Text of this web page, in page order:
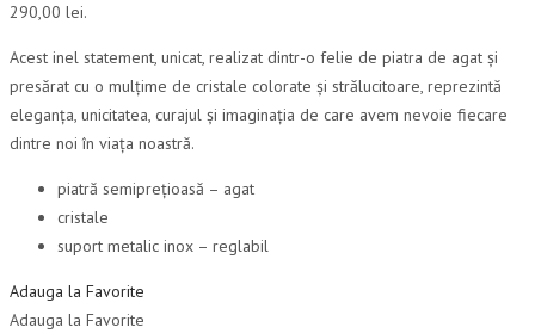
290,00 lei.
Acest inel statement, unicat, realizat dintr-o felie de piatra de agat și
presărat cu o mulțime de cristale colorate și strălucitoare, reprezintă
eleganța, unicitatea, curajul și imaginația de care avem nevoie fiecare
dintre noi în viața noastră.
piatră semiprețioasă – agat
cristale
suport metalic inox – reglabil
Adauga la Favorite
Adauga la Favorite